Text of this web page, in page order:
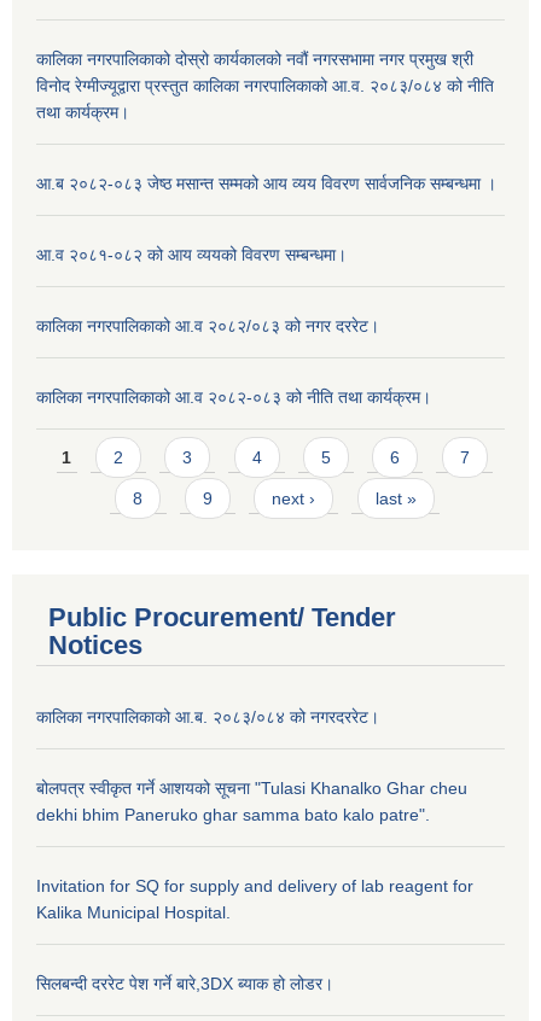
कालिका नगरपालिकाको दोस्रो कार्यकालको नवौं नगरसभामा नगर प्रमुख श्री
विनोद रेग्मीज्यूद्वारा प्रस्तुत कालिका नगरपालिकाको आ.व. २०८३/०८४ को नीति
तथा कार्यक्रम।
आ.ब २०८२-०८३ जेष्ठ मसान्त सम्मको आय व्यय विवरण सार्वजनिक सम्बन्धमा ।
आ.व २०८१-०८२ को आय व्ययको विवरण सम्बन्धमा।
कालिका नगरपालिकाको आ.व २०८२/०८३ को नगर दररेट।
कालिका नगरपालिकाको आ.व २०८२-०८३ को नीति तथा कार्यक्रम।
Pages
1 2 3 4 5 6 7
8 9 next › last »
Public Procurement/ Tender
Notices
कालिका नगरपालिकाको आ.ब. २०८३/०८४ को नगरदररेट।
बोलपत्र स्वीकृत गर्ने आशयको सूचना "Tulasi Khanalko Ghar cheu
dekhi bhim Paneruko ghar samma bato kalo patre".
Invitation for SQ for supply and delivery of lab reagent for
Kalika Municipal Hospital.
सिलबन्दी दररेट पेश गर्ने बारे,3DX ब्याक हो लोडर।